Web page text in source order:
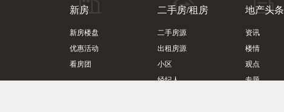
新房
新房楼盘
优惠活动
看房团
二手房/租房
二手房源
出租房源
小区
经纪人
地产头条
资讯
楼情
观点
专题